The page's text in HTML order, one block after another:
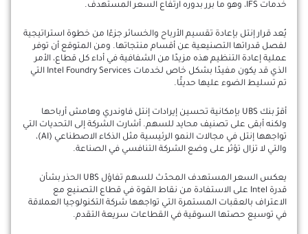
خدمات IFS، وهو ما برر بدوره ارتفاع السعر المستهدف.
يُعد قرار إنتل بإعادة تقسيم الأرباح والخسائر جزءًا من خطوة استراتيجية
لفصل قدراتها التصنيعية عن أقسام منتجاتها. ومن المتوقع أن توفر
عملية إعادة التنظيم هذه مزيدًا من الشفافية في أداء كل قطاع، الأمر
الذي قد يكون مفيدًا بشكل خاص لخدمات Intel Foundry Services التي
تم تسليط الضوء عليها حديثًا.
أقرّ بنك UBS بإمكانية تحسين إيرادات إنتل فاوندري وهامش أرباحها
ولكنه أبقى على تصنيف محايد للسهم. أشارت الشركة إلى التحديات التي
تواجهها إنتل في مجالات النمو الرئيسية مثل الذكاء الاصطناعي (AI)،
والتي لا تزال تؤثر على وضع الشركة التنافسي في الصناعة.
يعكس السعر المستهدف المحدّث للسهم تفاؤل UBS الحذر بشأن
قدرة Intel على الاستفادة من نقاط القوة في قطاع التصنيع مع
الاعتراف بالعقبات المستمرة التي تواجهها شركة التكنولوجيا العملاقة
في توسيع حصتها السوقية في القطاعات سريعة التقدم.